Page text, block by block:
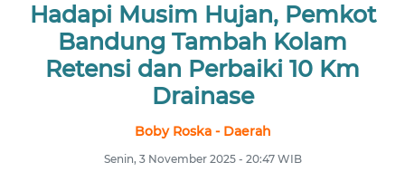
Hadapi Musim Hujan, Pemkot
Bandung Tambah Kolam
Retensi dan Perbaiki 10 Km
Drainase
Boby Roska - Daerah
Senin, 3 November 2025 - 20:47 WIB
NASIONAL
DAERAH